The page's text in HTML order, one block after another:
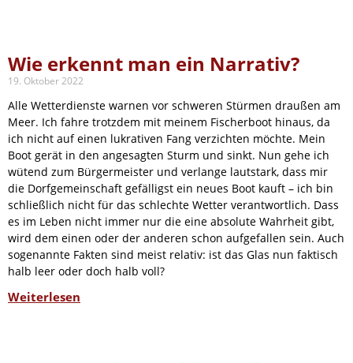
Wie erkennt man ein Narrativ?
19. Oktober 2022
Alle Wetterdienste warnen vor schweren Stürmen draußen am
Meer. Ich fahre trotzdem mit meinem Fischerboot hinaus, da
ich nicht auf einen lukrativen Fang verzichten möchte. Mein
Boot gerät in den angesagten Sturm und sinkt. Nun gehe ich
wütend zum Bürgermeister und verlange lautstark, dass mir
die Dorfgemeinschaft gefälligst ein neues Boot kauft – ich bin
schließlich nicht für das schlechte Wetter verantwortlich. Dass
es im Leben nicht immer nur die eine absolute Wahrheit gibt,
wird dem einen oder der anderen schon aufgefallen sein. Auch
sogenannte Fakten sind meist relativ: ist das Glas nun faktisch
halb leer oder doch halb voll?
Weiterlesen